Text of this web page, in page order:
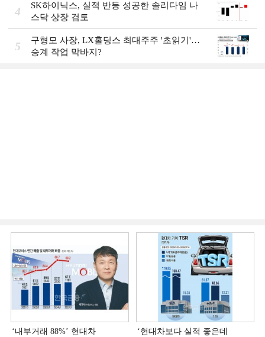
4
SK하이닉스, 실적 반등 성공한 솔리다임 나
스닥 상장 검토
5
구형모 사장, LX홀딩스 최대주주 '초읽기'…
승계 작업 막바지?
‘내부거래 88%ʼ 현대차
‘현대차보다 실적 좋은데